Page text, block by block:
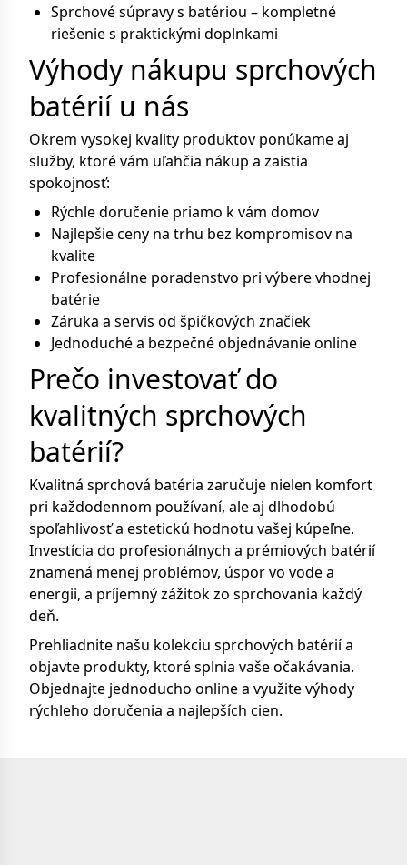
Sprchové súpravy s batériou – kompletné
riešenie s praktickými doplnkami
Výhody nákupu sprchových
batérií u nás
Okrem vysokej kvality produktov ponúkame aj
služby, ktoré vám uľahčia nákup a zaistia
spokojnosť:
Rýchle doručenie priamo k vám domov
Najlepšie ceny na trhu bez kompromisov na
kvalite
Profesionálne poradenstvo pri výbere vhodnej
batérie
Záruka a servis od špičkových značiek
Jednoduché a bezpečné objednávanie online
Prečo investovať do
kvalitných sprchových
batérií?
Kvalitná sprchová batéria zaručuje nielen komfort
pri každodennom používaní, ale aj dlhodobú
spoľahlivosť a estetickú hodnotu vašej kúpeľne.
Investícia do profesionálnych a prémiových batérií
znamená menej problémov, úspor vo vode a
energii, a príjemný zážitok zo sprchovania každý
deň.
Prehliadnite našu kolekciu sprchových batérií a
objavte produkty, ktoré splnia vaše očakávania.
Objednajte jednoducho online a využite výhody
rýchleho doručenia a najlepších cien.